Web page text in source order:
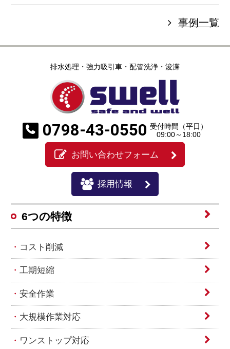
事例一覧
排水処理・強力吸引車・配管洗浄・浚渫
0798-43-0550 受付時間（平日）
09:00～18:00
お問い合わせフォーム
採用情報
6つの特徴
コスト削減
工期短縮
安全作業
大規模作業対応
ワンストップ対応